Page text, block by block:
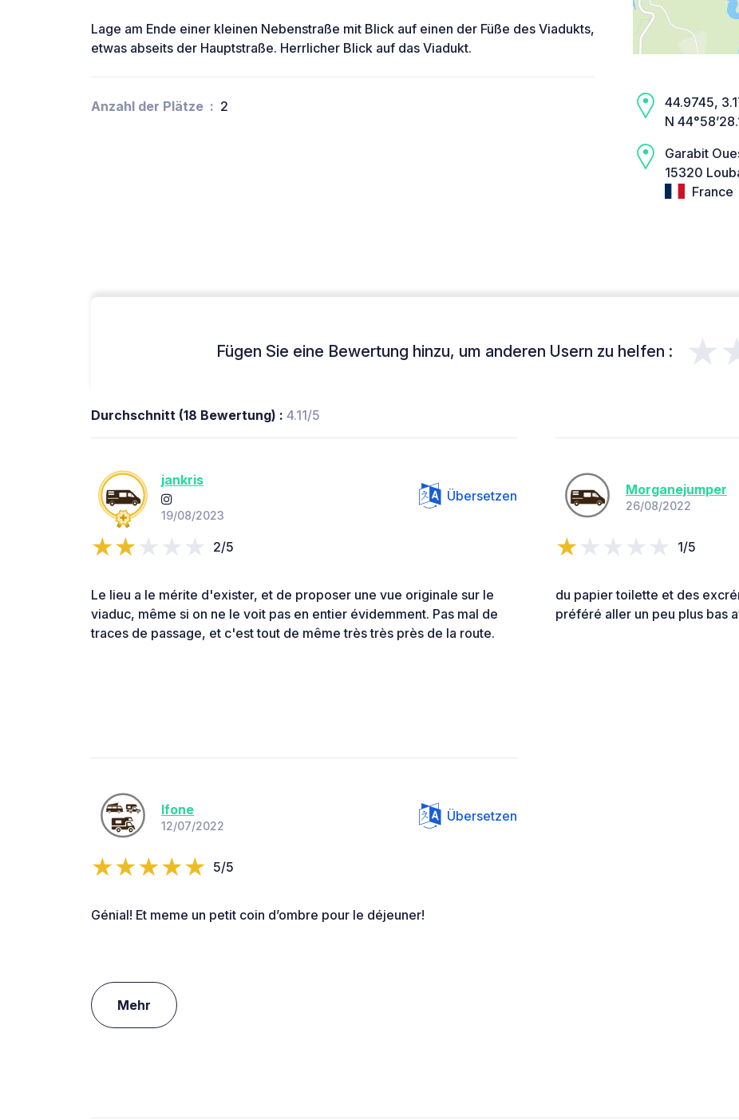
Lage am Ende einer kleinen Nebenstraße mit Blick auf einen der Füße des Viadukts,
etwas abseits der Hauptstraße. Herrlicher Blick auf das Viadukt.
Anzahl der Plätze 2
44.9745,
N
Garabit
15320
France
Fügen Sie eine Bewertung hinzu, um anderen Usern zu helfen :
Durchschnitt (18 Bewertung) : 4.11/5
jankris
19/08/2023
Übersetzen
2/5
Le lieu a le mérite d'exister, et de proposer une vue originale sur le
viaduc, même si on ne le voit pas en entier évidemment. Pas mal de
traces de passage, et c'est tout de même très très près de la route.
Morganejumper
26/08/2022
1/5
du papier toilette et des
préféré aller un peu plus bas
lfone
12/07/2022
Übersetzen
5/5
Génial! Et meme un petit coin d’ombre pour le déjeuner!
Mehr